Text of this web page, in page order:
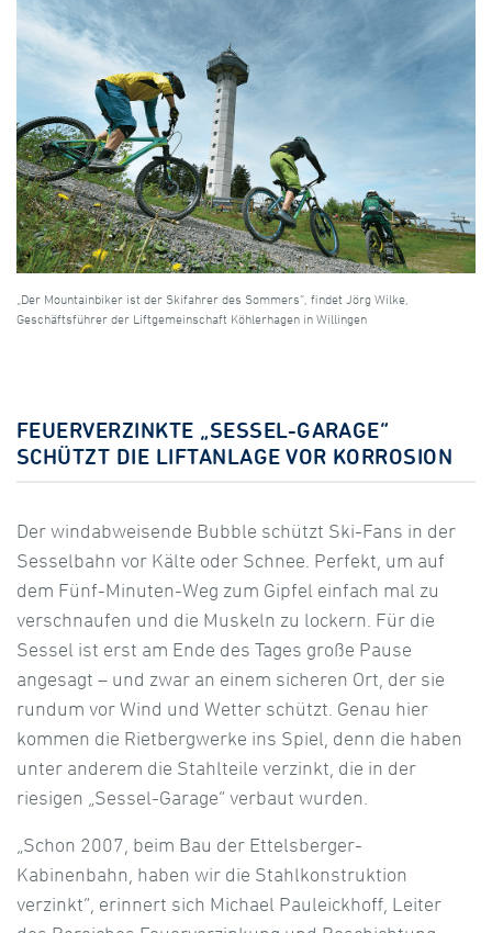
„Der Mountainbiker ist der Skifahrer des Sommers“, findet Jörg Wilke,
Geschäftsführer der Liftgemeinschaft Köhlerhagen in Willingen
FEUERVERZINKTE „SESSEL-GARAGE“
SCHÜTZT DIE LIFTANLAGE VOR KORROSION
Der windabweisende Bubble schützt Ski-Fans in der
Sesselbahn vor Kälte oder Schnee. Perfekt, um auf
dem Fünf-Minuten-Weg zum Gipfel einfach mal zu
verschnaufen und die Muskeln zu lockern. Für die
Sessel ist erst am Ende des Tages große Pause
angesagt – und zwar an einem sicheren Ort, der sie
rundum vor Wind und Wetter schützt. Genau hier
kommen die Rietbergwerke ins Spiel, denn die haben
unter anderem die Stahlteile verzinkt, die in der
riesigen „Sessel-Garage“ verbaut wurden.
„Schon 2007, beim Bau der Ettelsberger-
Kabinenbahn, haben wir die Stahlkonstruktion
verzinkt“, erinnert sich Michael Pauleickhoff, Leiter